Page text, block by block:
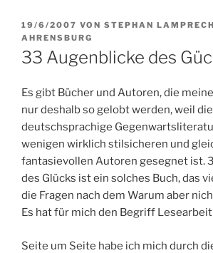
VERÖFFENTLICHT
AM
19/6/2007 VON STEPHAN
AHRENSBURG
33 Augenblicke des
Es gibt Bücher und Autoren, die
nur deshalb so gelobt werden, weil die
deutschsprachige
wenigen wirklich stilsicheren und
fantasievollen Autoren gesegnet ist.
des Glücks ist ein solches Buch, das
die Fragen nach dem Warum aber
Es hat für mich den Begriff
Seite um Seite habe ich mich durch